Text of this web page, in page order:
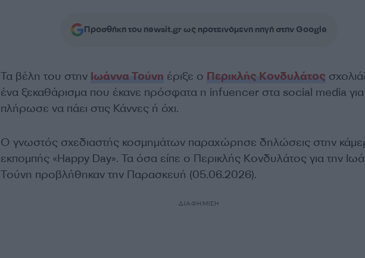
Προσθήκη του newsit.gr ως προτεινόμενη πηγή στην Google
Τα βέλη του στην Ιωάννα Τούνη έριξε ο Περικλής Κονδυλάτος
ένα ξεκαθάρισμα που έκανε πρόσφατα η infuencer στα social media
πλήρωσε να πάει στις Κάννες ή όχι.
Ο γνωστός σχεδιαστής κοσμημάτων παραχώρησε δηλώσεις στην
εκπομπής «Happy Day». Τα όσα είπε ο Περικλής Κονδυλάτος για την
Τούνη προβλήθηκαν την Παρασκευή (05.06.2026).
ΔΙΑΦΗΜΙΣΗ